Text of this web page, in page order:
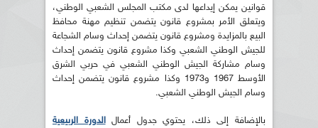
قوانين يمكن إيداعها لدى مكتب المجلس الشعبي الوطني،
ويتعلق الأمر بمشروع قانون يتضمن تنظيم مهنة محافظ
البيع بالمزايدة ومشروع قانون يتضمن إحداث وسام الشجاعة
للجيش الوطني الشعبي وكذا مشروع قانون يتضمن إحداث
وسام مشاركة الجيش الوطني الشعبي في حربي الشرق
الأوسط 1967 و1973 وكذا مشروع قانون يتضمن إحداث
وسام الجيش الوطني الشعبي.
بالإضافة إلى ذلك، يحتوي جدول أعمالالدورة الربيعية